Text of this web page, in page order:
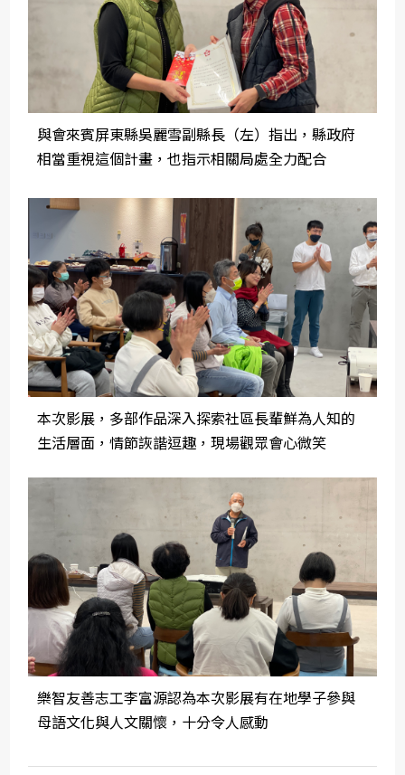
與會來賓屏東縣吳麗雪副縣長（左）指出，縣政府
相當重視這個計畫，也指示相關局處全力配合
本次影展，多部作品深入探索社區長輩鮮為人知的
生活層面，情節詼諧逗趣，現場觀眾會心微笑
樂智友善志工李富源認為本次影展有在地學子參與
母語文化與人文關懷，十分令人感動